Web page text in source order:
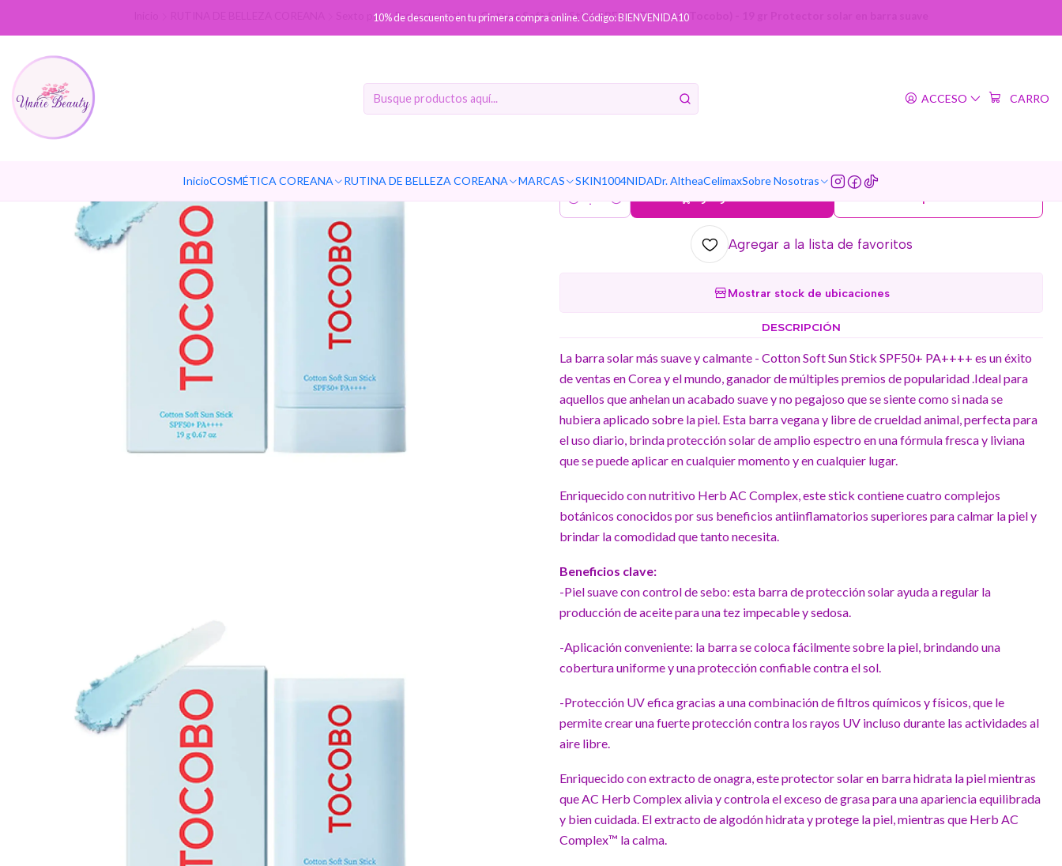
ACCESO CARRO
InicioCOSMÉTICA COREANA RUTINA DE BELLEZA COREANA MARCAS SKIN1004NIDADr. AltheaCelimaxSobre Nosotras
10% de descuento en tu primera compra online. Código: BIENVENIDA10
Sexto paso: Protector Solar Cotton Soft Sun Stick SPF50+ PA++++ (Tocobo) - 19 gr Protector solar en barra suave
Cotton Soft Sun Stick SPF50+
PA++++ (Tocobo) - 19 gr Protector
Cantidad
Agregar a la lista de favoritos
Mostrar stock de ubicaciones
DESCRIPCIÓN
La barra solar más suave y calmante - Cotton Soft Sun Stick SPF50+ PA++++ es un éxito
de ventas en Corea y el mundo, ganador de múltiples premios de popularidad .Ideal para
aquellos que anhelan un acabado suave y no pegajoso que se siente como si nada se
hubiera aplicado sobre la piel. Esta barra vegana y libre de crueldad animal, perfecta para
el uso diario, brinda protección solar de amplio espectro en una fórmula fresca y liviana
que se puede aplicar en cualquier momento y en cualquier lugar.
Enriquecido con nutritivo Herb AC Complex, este stick contiene cuatro complejos
botánicos conocidos por sus beneficios antiinflamatorios superiores para calmar la piel y
brindar la comodidad que tanto necesita.
Beneficios clave:
-Piel suave con control de sebo: esta barra de protección solar ayuda a regular la
producción de aceite para una tez impecable y sedosa.
-Aplicación conveniente: la barra se coloca fácilmente sobre la piel, brindando una
cobertura uniforme y una protección confiable contra el sol.
-Protección UV efica gracias a una combinación de filtros químicos y físicos, que le
permite crear una fuerte protección contra los rayos UV incluso durante las actividades al
aire libre.
Enriquecido con extracto de onagra, este protector solar en barra hidrata la piel mientras
que AC Herb Complex alivia y controla el exceso de grasa para una apariencia equilibrada
y bien cuidada. El extracto de algodón hidrata y protege la piel, mientras que Herb AC
Complex™ la calma.